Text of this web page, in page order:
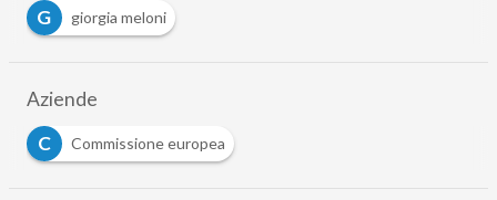
G
giorgia meloni
Aziende
C
Commissione europea